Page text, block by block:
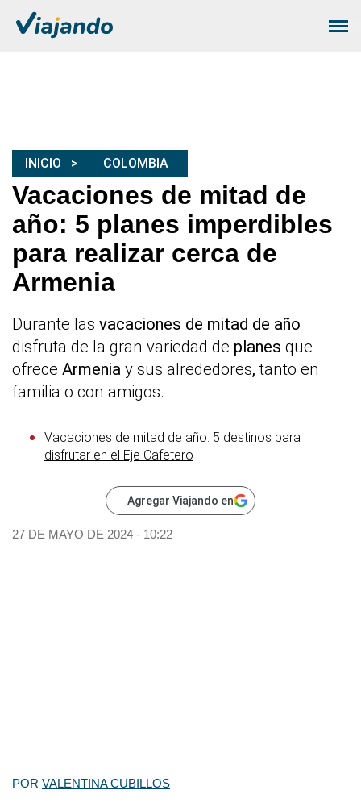
INICIO COLOMBIA
Vacaciones de mitad de
año: 5 planes imperdibles
para realizar cerca de
Armenia
Durante las vacaciones de mitad de año
disfruta de la gran variedad de planes que
ofrece Armenia y sus alrededores, tanto en
familia o con amigos.
Vacaciones de mitad de año: 5 destinos para
disfrutar en el Eje Cafetero
Agregar Viajando en
27 DE MAYO DE 2024 - 10:22
POR VALENTINA CUBILLOS